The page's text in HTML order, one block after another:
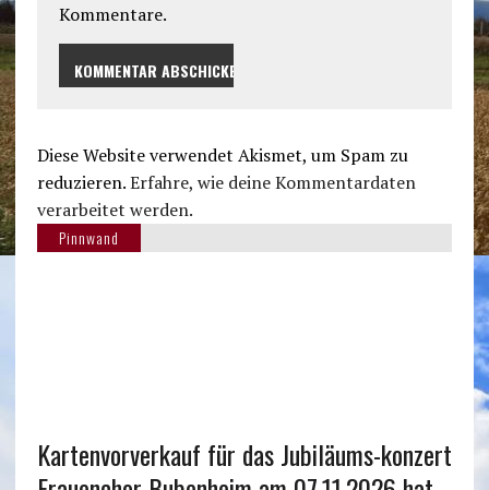
Kommentare.
Diese Website verwendet Akismet, um Spam zu
reduzieren.Erfahre, wie deine Kommentardaten
verarbeitet werden.
Pinnwand
Kartenvorverkauf für das Jubiläums-konzert